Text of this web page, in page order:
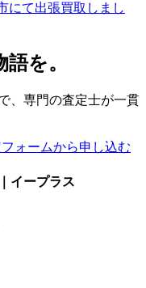
にて出張買取しまし
を。
、専門の査定士が一貫
ォームから申し込む
イープラス